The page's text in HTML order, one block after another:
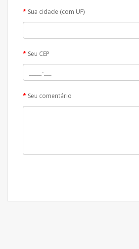
Sua cidade (com UF)
Seu CEP
Seu comentário